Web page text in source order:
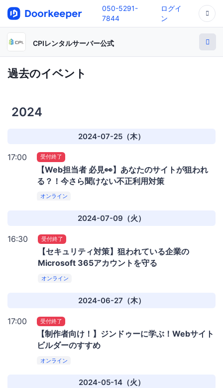
050-5291-
7844
ログイ
ン
CPIレンタルサーバー公式
過去のイベント
2024
2024-07-25（木）
17:00 受付終了
【Web担当者 必見👀】あなたのサイトが狙われ
る？！今さら聞けない不正利用対策
オンライン
2024-07-09（火）
16:30 受付終了
【セキュリティ対策】狙われている企業の
Microsoft 365アカウントを守る
オンライン
2024-06-27（木）
17:00 受付終了
【制作者向け！】ジンドゥーに学ぶ！Webサイト
ビルダーのすすめ
オンライン
2024-05-14（火）